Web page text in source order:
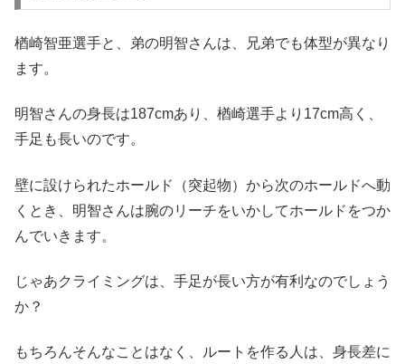
楢崎智亜選手と、弟の明智さんは、兄弟でも体型が異なり
ます。
明智さんの身長は187cmあり、楢崎選手より17cm高く、
手足も長いのです。
壁に設けられたホールド（突起物）から次のホールドへ動
くとき、明智さんは腕のリーチをいかしてホールドをつか
んでいきます。
じゃあクライミングは、手足が長い方が有利なのでしょう
か？
もちろんそんなことはなく、ルートを作る人は、身長差に